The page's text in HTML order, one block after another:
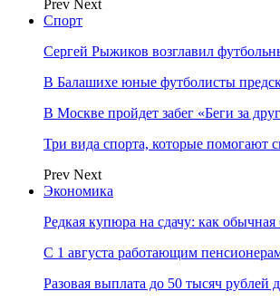
Prev Next
Спорт
Сергей Рыжиков возглавил
В Балашихе юные футболисты
В Москве пройдет забег «Беги за
Три вида спорта, которые помогают
Prev Next
Экономика
Редкая купюра на сдачу: как
С 1 августа работающим
Разовая выплата до 50 тысяч рублей